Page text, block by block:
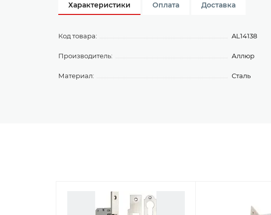
Характеристики Оплата Доставка
Код товара: AL14138
Производитель: Аллюр
Материал: Сталь